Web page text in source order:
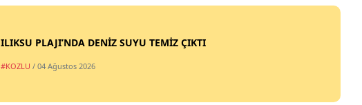
ILIKSU PLAJI’NDA DENİZ SUYU TEMİZ ÇIKTI
#KOZLU / 04 Ağustos 2026